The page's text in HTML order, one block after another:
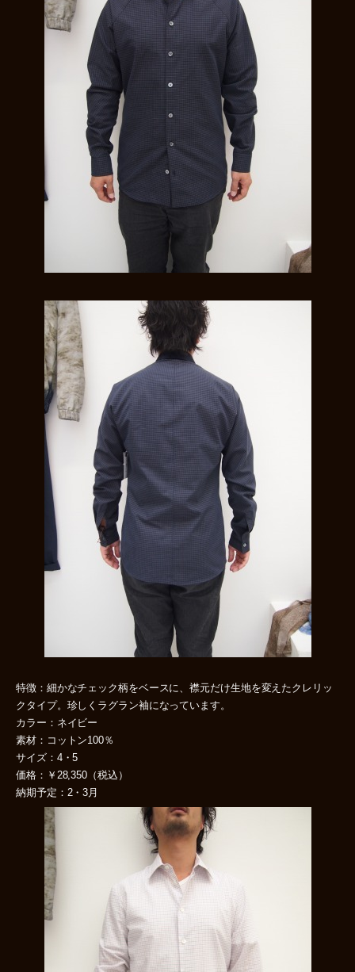
特徴：細かなチェック柄をベースに、襟元だけ生地を変えたクレリッ
クタイプ。珍しくラグラン袖になっています。
カラー：ネイビー
素材：コットン100％
サイズ：4・5
価格：￥28,350（税込）
納期予定：2・3月